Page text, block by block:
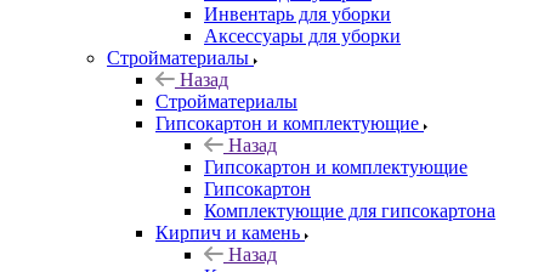
Инвентарь для уборки
Аксессуары для уборки
Стройматериалы
Назад
Стройматериалы
Гипсокартон и комплектующие
Назад
Гипсокартон и комплектующие
Гипсокартон
Комплектующие для гипсокартона
Кирпич и камень
Назад